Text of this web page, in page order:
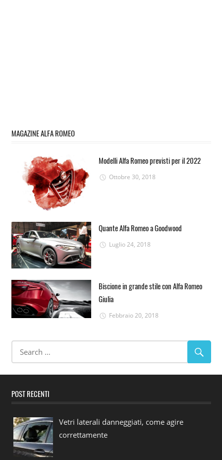
MAGAZINE ALFA ROMEO
Modelli Alfa Romeo previsti per il 2022
Ottobre 30, 2018
Quante Alfa Romeo a Goodwood
Luglio 24, 2018
Biscione in grande stile con Alfa Romeo
Giulia
Febbraio 20, 2018
POST RECENTI
Vetri laterali danneggiati, come agire
correttamente